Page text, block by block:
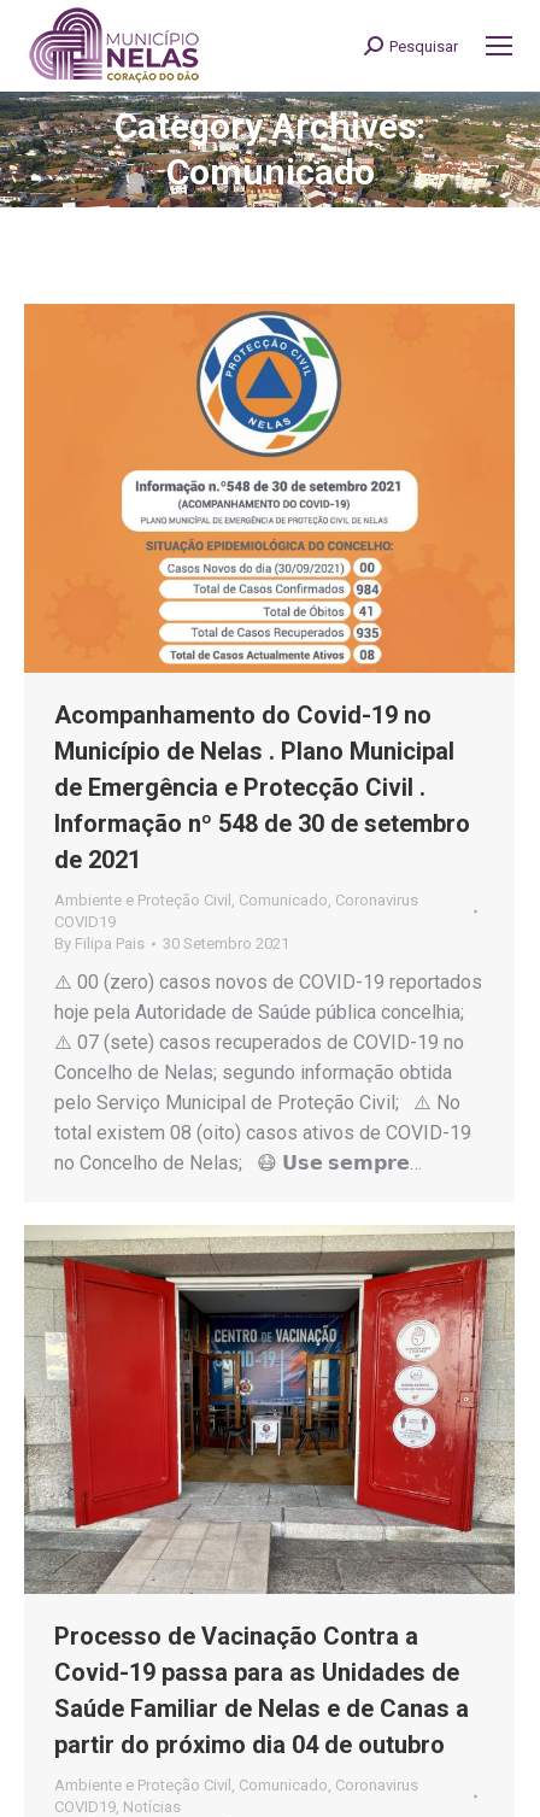
Search:
Pesquisar
Category Archives:
Comunicado
You are here:
Acompanhamento do Covid-19 no
Município de Nelas . Plano Municipal
de Emergência e Protecção Civil .
Informação nº 548 de 30 de setembro
de 2021
Ambiente e Proteção Civil Comunicado Coronavirus
COVID19
By Filipa Pais 30 Setembro 2021
⚠️ 00 (zero) casos novos de COVID-19 reportados
hoje pela Autoridade de Saúde pública concelhia;
⚠️ 07 (sete) casos recuperados de COVID-19 no
Concelho de Nelas; segundo informação obtida
pelo Serviço Municipal de Proteção Civil; ⚠️ No
total existem 08 (oito) casos ativos de COVID-19
no Concelho de Nelas; 😷 𝗨𝘀𝗲 𝘀𝗲𝗺𝗽𝗿𝗲…
Processo de Vacinação Contra a
Covid-19 passa para as Unidades de
Saúde Familiar de Nelas e de Canas a
partir do próximo dia 04 de outubro
Ambiente e Proteção Civil Comunicado Coronavirus
COVID19 Notícias